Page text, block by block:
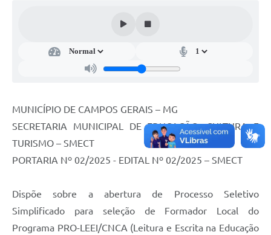
MUNICÍPIO DE CAMPOS GERAIS – MG
SECRETARIA MUNICIPAL DE EDUCAÇÃO, CULTURA E
TURISMO – SMECT
PORTARIA Nº 02/2025 - EDITAL Nº 02/2025 – SMECT
Dispõe sobre a abertura de Processo Seletivo
Simplificado para seleção de Formador Local do
Programa PRO-LEEI/CNCA (Leitura e Escrita na Educação